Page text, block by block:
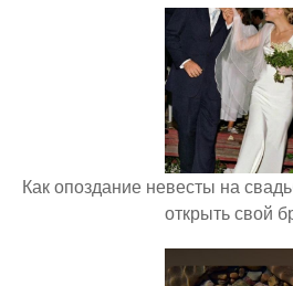
Как опоздание невесты на
открыть свой